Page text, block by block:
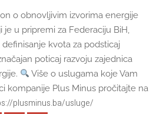
o obnovljivim izvorima energije
je u pripremi za Federaciju BiH,
kvota za podsticaj
poticaj razvoju zajednica
Više o uslugama koje Vam
kompanije Plus Minus pročitajte na
plusminus.ba/usluge/